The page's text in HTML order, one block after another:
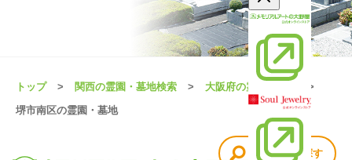
トップ 関西の霊園・墓地検索
大阪府の霊園・墓地
堺市南区の霊園・墓地
他の条件で探す